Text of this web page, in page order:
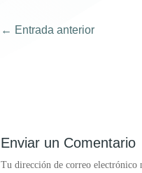
← Entrada anterior
Enviar un Comentario
Tu dirección de correo electrónico